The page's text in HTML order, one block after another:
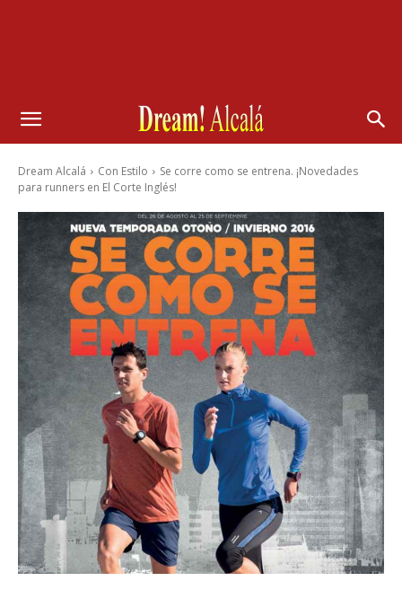
Dream Alcalá Con Estilo
Se corre como se entrena. ¡Novedades
para runners en El Corte Inglés!